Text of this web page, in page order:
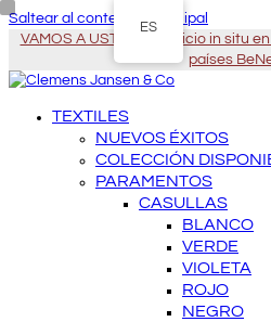
Saltear al contenido principal
VAMOS A USTED - Servicio in situ
países
TEXTILES
NUEVOS ÉXITOS
COLECCIÓN
PARAMENTOS
CASULLAS
BLANCO
VERDE
VIOLETA
ROJO
NEGRO
ES